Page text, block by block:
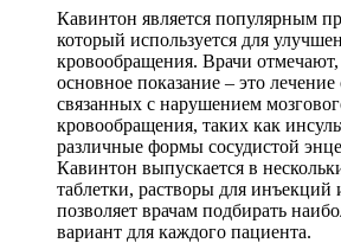
Кавинтон является популярным
который используется для
кровообращения. Врачи отмечают,
основное показание – это лечение
связанных с нарушением
кровообращения, таких как
различные формы сосудистой
Кавинтон выпускается в
таблетки, растворы для инъекций
позволяет врачам подбирать
вариант для каждого пациента.